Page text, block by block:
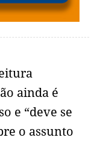
ainda é
e “deve se
o assunto